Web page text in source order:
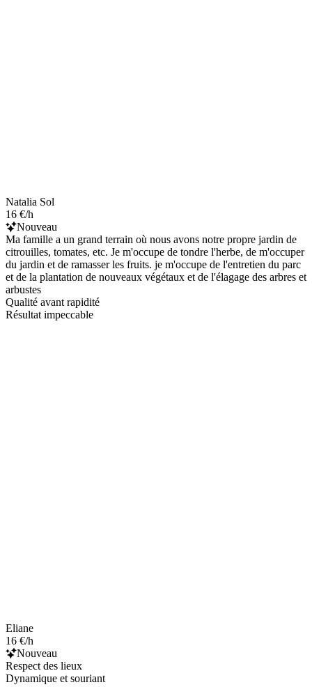
Natalia Sol
16 €/h
Nouveau
Ma famille a un grand terrain où nous avons notre propre jardin de
citrouilles, tomates, etc. Je m'occupe de tondre l'herbe, de m'occuper
du jardin et de ramasser les fruits. je m'occupe de l'entretien du parc
et de la plantation de nouveaux végétaux et de l'élagage des arbres et
arbustes
Qualité avant rapidité
Résultat impeccable
Eliane
16 €/h
Nouveau
Respect des lieux
Dynamique et souriant